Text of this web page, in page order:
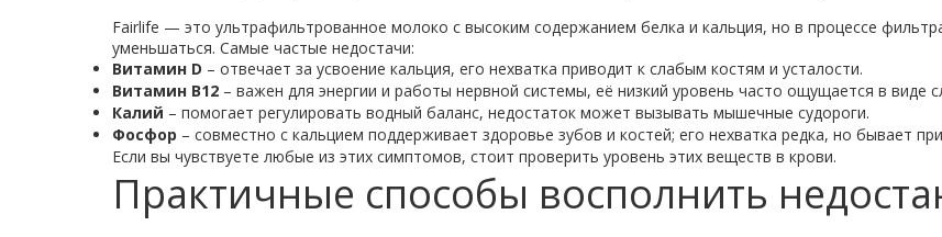
Fairlife — это ультрафильтрованное молоко с высоким содержанием белка и кальция, но в процессе
уменьшаться. Самые частые недостачи:
Витамин D – отвечает за усвоение кальция, его нехватка приводит к слабым костям и усталости.
Витамин B12 – важен для энергии и работы нервной системы, её низкий уровень часто ощущается в виде
Калий – помогает регулировать водный баланс, недостаток может вызывать мышечные судороги.
Фосфор – совместно с кальцием поддерживает здоровье зубов и костей; его нехватка редка, но бывает
Если вы чувствуете любые из этих симптомов, стоит проверить уровень этих веществ в крови.
Практичные способы восполнить